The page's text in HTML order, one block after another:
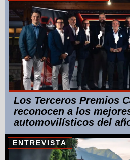
Los Terceros Premios
reconocen a los
automovilísticos del
ENTREVISTA